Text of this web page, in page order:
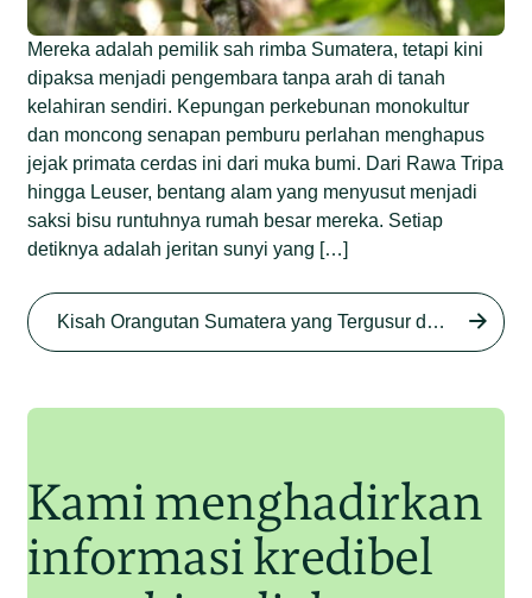
Sumatera di Rawa Tripa
Junaidi Hanafiah 27 Agu 2025
Begini Modus Perburuan
Mereka adalah pemilik sah rimba Sumatera, tetapi kini
dipaksa menjadi pengembara tanpa arah di tanah
kelahiran sendiri. Kepungan perkebunan monokultur
dan moncong senapan pemburu perlahan menghapus
jejak primata cerdas ini dari muka bumi. Dari Rawa Tripa
hingga Leuser, bentang alam yang menyusut menjadi
saksi bisu runtuhnya rumah besar mereka. Setiap
detiknya adalah jeritan sunyi yang […]
Kisah Orangutan Sumatera yang Tergusur dari Rumah Sendiri series
Kami menghadirkan
informasi kredibel